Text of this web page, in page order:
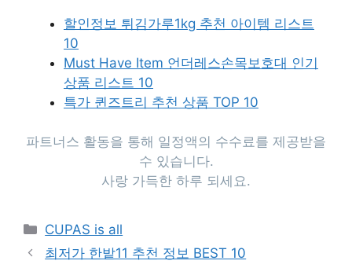
할인정보 튀김가루1kg 추천 아이템 리스트
10
Must Have Item 언더레스손목보호대 인기
상품 리스트 10
특가 퀸즈트리 추천 상품 TOP 10
파트너스 활동을 통해 일정액의 수수료를 제공받을
수 있습니다.
사랑 가득한 하루 되세요.
Categories
CUPAS is all
최저가 한밭11 추천 정보 BEST 10